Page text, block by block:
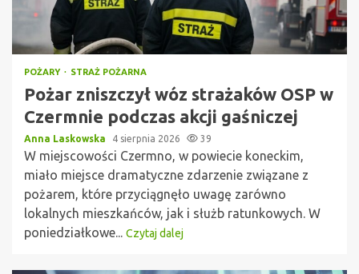
POŻARY STRAŻ POŻARNA
Pożar zniszczył wóz strażaków OSP w
Czermnie podczas akcji gaśniczej
Anna Laskowska 4 sierpnia 2026 39
W miejscowości Czermno, w powiecie koneckim,
miało miejsce dramatyczne zdarzenie związane z
pożarem, które przyciągnęło uwagę zarówno
lokalnych mieszkańców, jak i służb ratunkowych. W
poniedziałkowe... Czytaj dalej